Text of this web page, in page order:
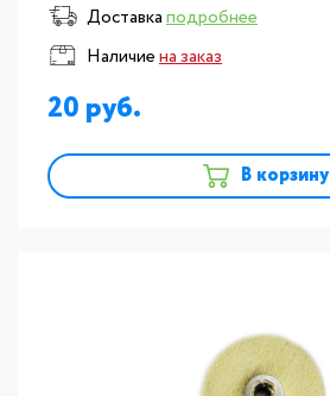
Доставкаподробнее
Наличиена заказ
20
В корзину